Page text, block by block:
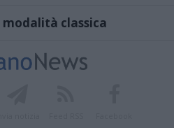
classica